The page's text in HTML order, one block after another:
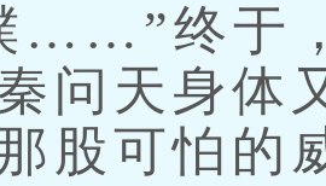
终于，
问天身体
股可怕的